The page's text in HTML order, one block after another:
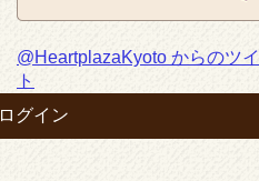
@HeartplazaKyoto からのツ
ト
ログイン